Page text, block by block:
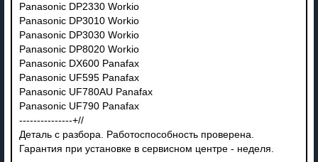
Panasonic DP2330 Workio
Panasonic DP3010 Workio
Panasonic DP3030 Workio
Panasonic DP8020 Workio
Panasonic DX600 Panafax
Panasonic UF595 Panafax
Panasonic UF780AU Panafax
Panasonic UF790 Panafax
---------------+//
Деталь с разбора. Работоспособность проверена.
Гарантия при установке в сервисном центре - неделя.